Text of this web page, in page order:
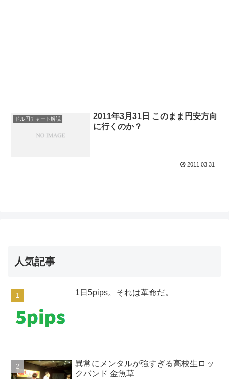
ドル円チャート解説
2011年3月31日 このまま円安方向
に行くのか？
2011.03.31
人気記事
1日5pips。それは革命だ。
異常にメンタルが強すぎる高校生ロッ
クバンド 金魚草